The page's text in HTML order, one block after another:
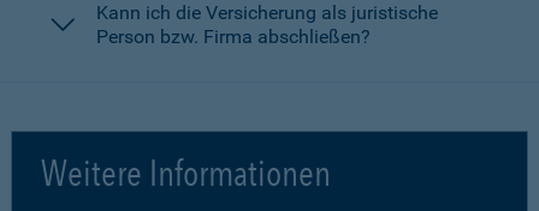
Kann ich die Versicherung als juristische
Person bzw. Firma abschließen?
Weitere Informationen